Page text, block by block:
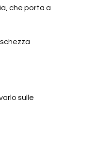
che porta a
sulle